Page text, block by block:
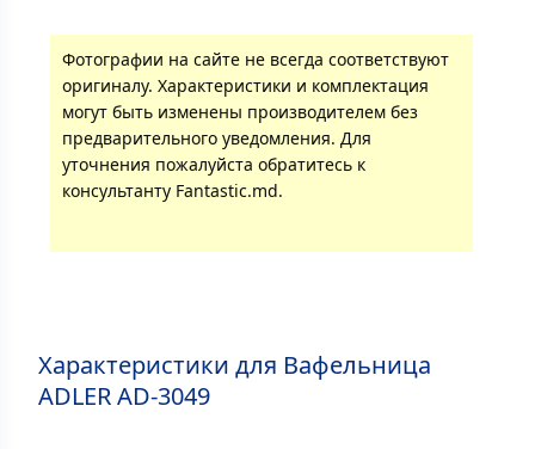
Фотографии на сайте не всегда соответствуют
оригиналу. Характеристики и комплектация
могут быть изменены производителем без
предварительного уведомления. Для
уточнения пожалуйста обратитесь к
консультанту Fantastic.md.
Характеристики для Вафельница
ADLER AD-3049